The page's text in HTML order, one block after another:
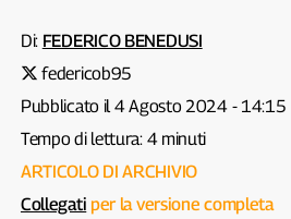
Di: FEDERICO BENEDUSI
federicob95
Pubblicato il 4 Agosto 2024 - 14:15
Tempo di lettura: 4 minuti
ARTICOLO DI ARCHIVIO
Collegati per la versione completa